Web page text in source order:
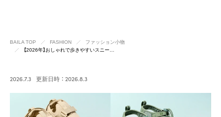
BAILA TOP FASHION
ファッション小物
【2026年】おしゃれで歩きやすいスニー…
2026.7.3 更新日時 ： 2026.8.3